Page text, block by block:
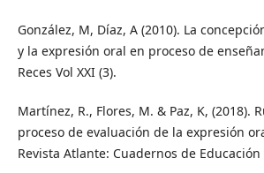
González, M, Díaz, A (2010). La
y la expresión oral en proceso de
Reces Vol XXI (3).
Martínez, R., Flores, M. & Paz, K, (2018).
proceso de evaluación de la expresión
Revista Atlante: Cuadernos de